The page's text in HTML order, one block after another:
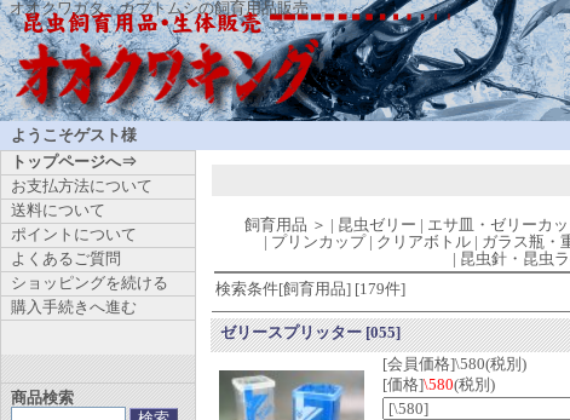
オオクワガタ・カブトムシの飼育用品販売
ようこそゲスト様
飼育用品 ＞ | 昆虫ゼリー | エサ皿・ゼリーカ
| プリンカップ | クリアボトル | ガラス瓶・
| 昆虫針・昆虫
検索条件[飼育用品] [179件]
ゼリースプリッター[055]
[会員価格]\580(税別)
[価格]\580(税別)
トップページへ⇒
お支払方法について
送料について
ポイントについて
よくあるご質問
ショッピングを続ける
購入手続きへ進む
商品検索